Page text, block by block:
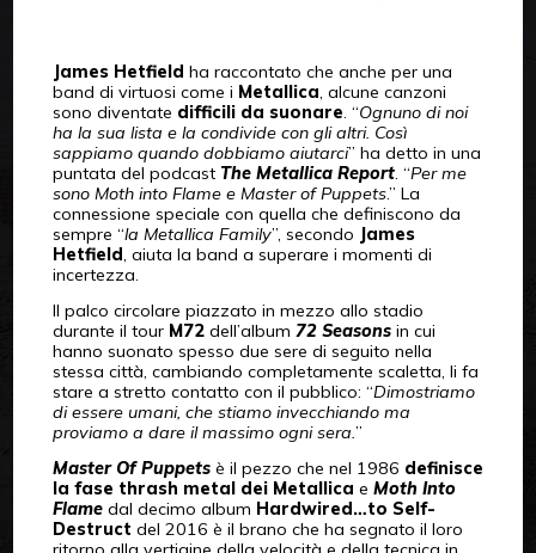
James Hetfield ha raccontato che anche per una
band di virtuosi come i Metallica, alcune canzoni
sono diventate difficili da suonare. “Ognuno di noi
ha la sua lista e la condivide con gli altri. Così
sappiamo quando dobbiamo aiutarci” ha detto in una
puntata del podcast The Metallica Report. “Per me
sono Moth into Flame e Master of Puppets.” La
connessione speciale con quella che definiscono da
sempre “la Metallica Family”, secondo James
Hetfield, aiuta la band a superare i momenti di
incertezza.
Il palco circolare piazzato in mezzo allo stadio
durante il tour M72dell’album 72 Seasonsin cui
hanno suonato spesso due sere di seguito nella
stessa città, cambiando completamente scaletta, li fa
stare a stretto contatto con il pubblico: “Dimostriamo
di essere umani, che stiamo invecchiando ma
proviamo a dare il massimo ogni sera.”
Master Of Puppetsè il pezzo che nel 1986 definisce
la fase thrash metal dei Metallica e Moth Into
Flamedal decimo album Hardwired…to Self-
Destruct del 2016 è il brano che ha segnato il loro